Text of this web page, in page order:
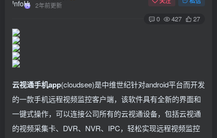
2年前更新
0 427 27
云视通手机app(cloudsee)是中维世纪针对android平台而开发
的一款手机远程视频监控客户端，该软件具有全新的界面和
一键式操作，可以连接公司所有的云视通设备，包括云视通
的视频采集卡、DVR、NVR、IPC，轻松实现远程视频监控